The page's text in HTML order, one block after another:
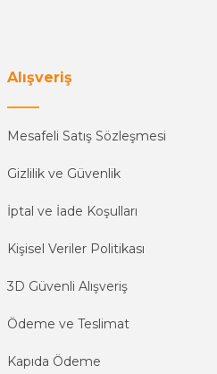
Alışveriş
Mesafeli Satış Sözleşmesi
Gizlilik ve Güvenlik
İptal ve İade Koşulları
Kişisel Veriler Politikası
3D Güvenli Alışveriş
Ödeme ve Teslimat
Kapıda Ödeme